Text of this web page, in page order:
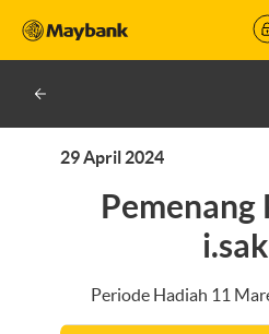
29 April 2024
Pemenang
Periode Hadiah 11